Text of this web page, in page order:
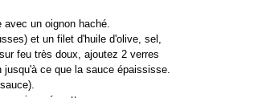
un oignon haché.
et un filet d'huile d'olive, sel,
feu très doux, ajoutez 2 verres
ce que la sauce épaississe.